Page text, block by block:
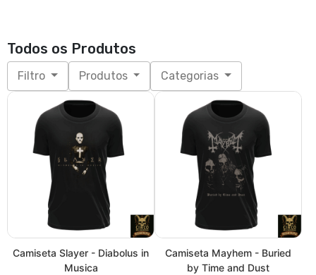
Todos os Produtos
Filtro Produtos Categorias
Camiseta Slayer - Diabolus in
Musica
Camiseta Mayhem - Buried
by Time and Dust